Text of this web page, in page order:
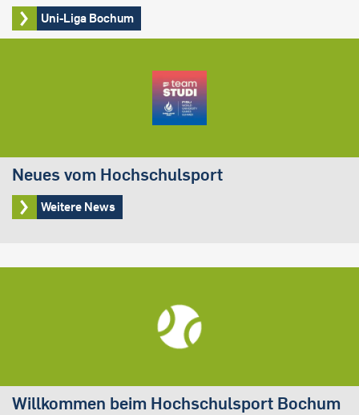
Uni-Liga Bochum
Neues vom Hochschulsport
Weitere News
Willkommen beim Hochschulsport Bochum